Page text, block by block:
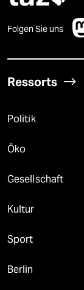
Folgen Sie uns
Ressorts
Politik
Öko
Gesellschaft
Kultur
Sport
Berlin